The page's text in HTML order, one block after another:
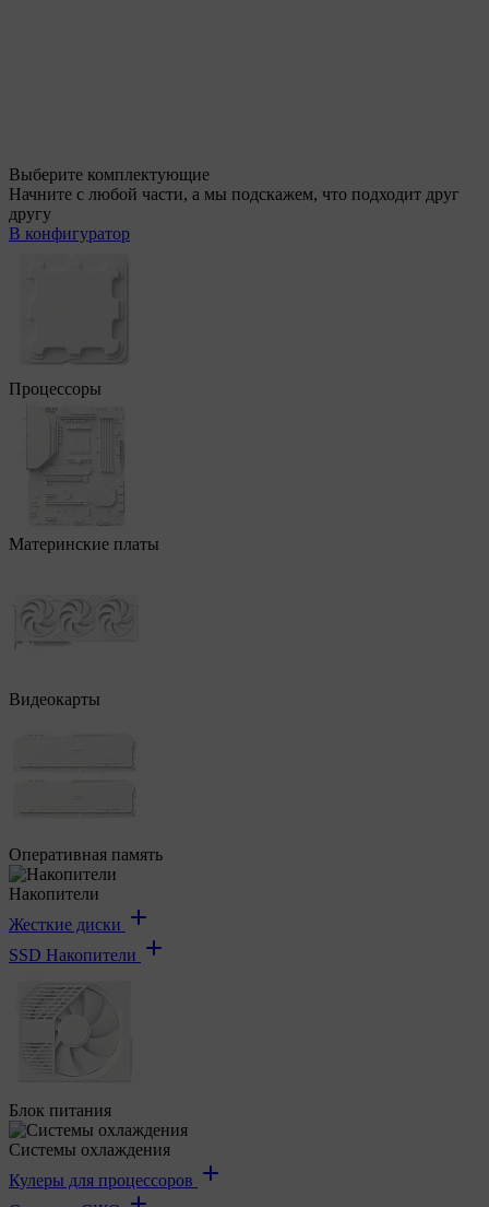
Выберите комплектующие
Начните с любой части, а мы подскажем, что подходит друг
другу
В конфигуратор
Процессоры
Материнские платы
Видеокарты
Оперативная память
Накопители
Жесткие диски
SSD Накопители
Блок питания
Системы охлаждения
Кулеры для процессоров